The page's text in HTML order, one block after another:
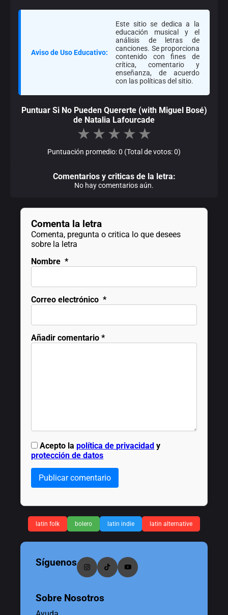
Aviso de Uso Educativo:
Este sitio se dedica a la
educación musical y el
análisis de letras de
canciones. Se proporciona
contenido con fines de
crítica, comentario y
enseñanza, de acuerdo
con las políticas del sitio.
Puntuar Si No Pueden Quererte (with Miguel Bosé)
de Natalia Lafourcade
★ ★ ★ ★ ★
Puntuación promedio: 0 (Total de votos: 0)
Comentarios y criticas de la letra:
No hay comentarios aún.
Comenta la letra
Comenta, pregunta o critica lo que desees
sobre la letra
Nombre *
Correo electrónico *
Añadir comentario *
Acepto lapolítica de privacidad y
protección de datos
Publicar comentario
latin folk bolero latin indie latin alternative
Síguenos
Sobre Nosotros